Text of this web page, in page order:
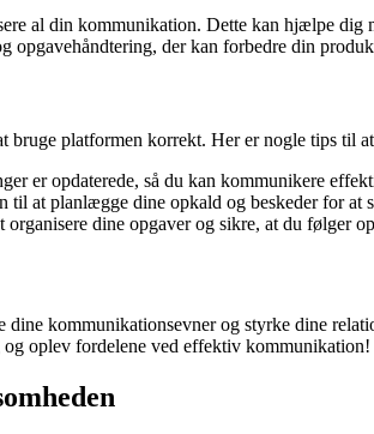
al din kommunikation. Dette kan hjælpe
opgavehåndtering, der kan forbedre din
platformen korrekt. Her er nogle tips til
er opdaterede, så du kan kommunikere
til at planlægge dine opkald og beskeder for
dine opgaver og sikre, at du følger
kommunikationsevner og styrke dine
oplev fordelene ved effektiv kommunikation!